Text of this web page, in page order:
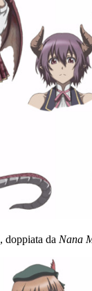
, doppiata da Nana